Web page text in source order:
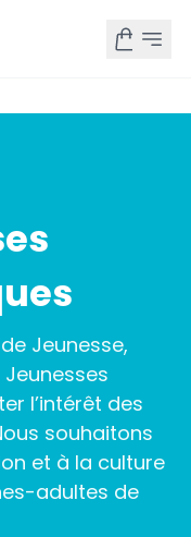
Jeunesse,
l’intérêt des
souhaitons
et à la culture
adultes de